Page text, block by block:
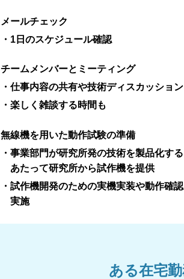
メールチェック
・1日のスケジュール確認
チームメンバーとミーティング
・仕事内容の共有や技術ディスカッション
・楽しく雑談する時間も
無線機を用いた動作試験の準備
・事業部門が研究所発の技術を製品化す
あたって研究所から試作機を提供
・試作機開発のための実機実装や動作確
実施
ある在宅